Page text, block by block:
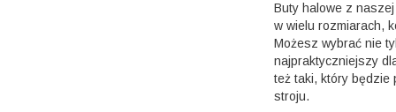
Buty halowe z
w wielu rozmiarach,
Możesz wybrać nie
najpraktyczniejszy
też taki, który będzie
stroju.